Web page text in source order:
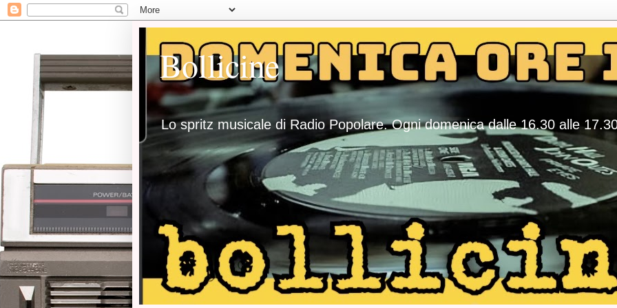
Bollicine
Lo spritz musicale di Radio Popolare. Ogni domenica dalle 16.30 alle